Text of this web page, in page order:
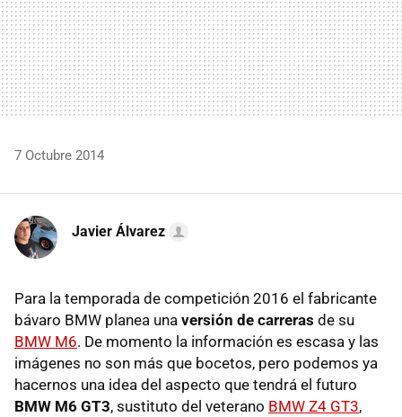
7 Octubre 2014
Javier Álvarez
Para la temporada de competición 2016 el fabricante
bávaro BMW planea una versión de carreras de su
BMW M6. De momento la información es escasa y las
imágenes no son más que bocetos, pero podemos ya
hacernos una idea del aspecto que tendrá el futuro
BMW M6 GT3, sustituto del veterano BMW Z4 GT3,